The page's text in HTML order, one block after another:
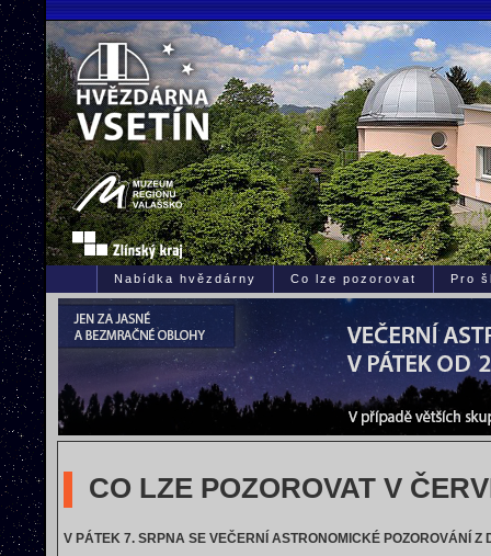
Nabídka hvězdárny Co lze pozorovat Pro
CO LZE POZOROVAT V
V PÁTEK 7. SRPNA SE VEČERNÍ ASTRONOMICKÉ POZOROVÁNÍ